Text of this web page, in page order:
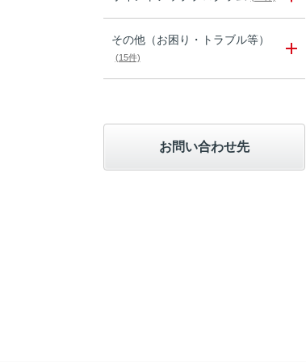
その他（お困り・トラブル等）
(15件)
お問い合わせ先